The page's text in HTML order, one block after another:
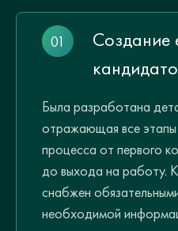
Создание
Была разработана
отражающая все этапы
процесса от первого
до выхода на работу.
снабжен
необходимой